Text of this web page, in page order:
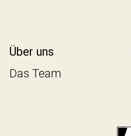
Über uns
Das Team